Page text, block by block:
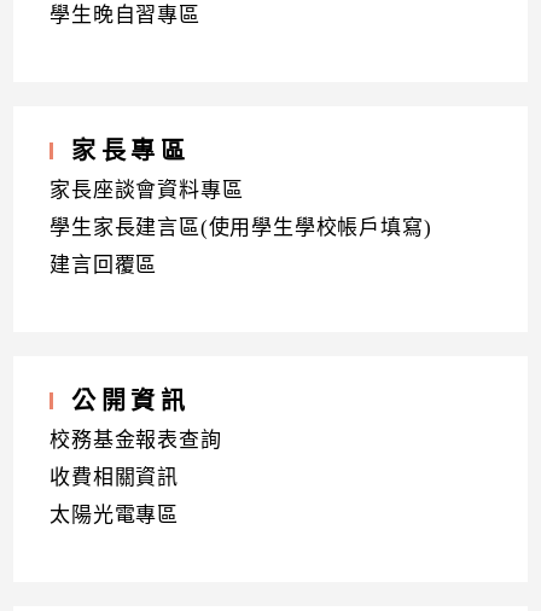
學生晚自習專區
家長專區
家長座談會資料專區
學生家長建言區(使用學生學校帳戶填寫)
建言回覆區
公開資訊
校務基金報表查詢
收費相關資訊
太陽光電專區